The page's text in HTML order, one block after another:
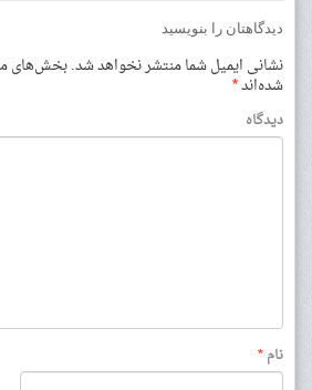
دیدگاهتان را بنویسید
نشانی ایمیل شما منتشر نخواهد شد.بخش‌های
شده‌اند*
دیدگاه
نام*